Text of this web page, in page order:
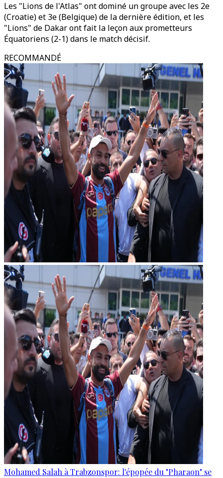
Les "Lions de l'Atlas" ont dominé un groupe avec les 2e
(Croatie) et 3e (Belgique) de la dernière édition, et les
"Lions" de Dakar ont fait la leçon aux prometteurs
Équatoriens (2-1) dans le match décisif.
RECOMMANDÉ
Mohamed Salah à Trabzonspor: l'épopée du "Pharaon" se